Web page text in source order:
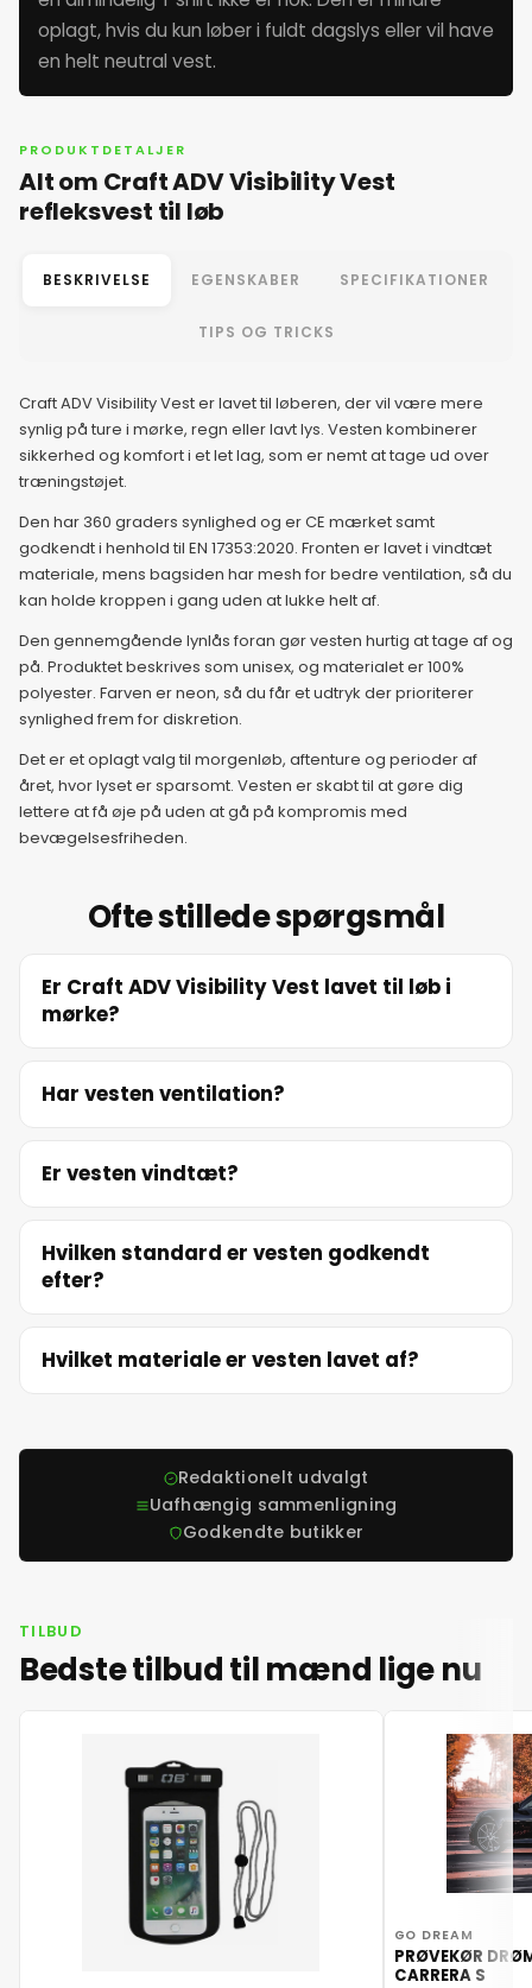
oplagt, hvis du kun løber i fuldt dagslys eller vil have
en helt neutral vest.
PRODUKTDETALJER
Alt om Craft ADV Visibility Vest
refleksvest til løb
BESKRIVELSE EGENSKABER SPECIFIKATIONER
TIPS OG TRICKS
Craft ADV Visibility Vest er lavet til løberen, der vil være mere
synlig på ture i mørke, regn eller lavt lys. Vesten kombinerer
sikkerhed og komfort i et let lag, som er nemt at tage ud over
træningstøjet.
Den har 360 graders synlighed og er CE mærket samt
godkendt i henhold til EN 17353:2020. Fronten er lavet i vindtæt
materiale, mens bagsiden har mesh for bedre ventilation, så du
kan holde kroppen i gang uden at lukke helt af.
Den gennemgående lynlås foran gør vesten hurtig at tage af og
på. Produktet beskrives som unisex, og materialet er 100%
polyester. Farven er neon, så du får et udtryk der prioriterer
synlighed frem for diskretion.
Det er et oplagt valg til morgenløb, aftenture og perioder af
året, hvor lyset er sparsomt. Vesten er skabt til at gøre dig
lettere at få øje på uden at gå på kompromis med
bevægelsesfriheden.
Ofte stillede spørgsmål
Er Craft ADV Visibility Vest lavet til løb i
mørke?
Har vesten ventilation?
Er vesten vindtæt?
Hvilken standard er vesten godkendt
efter?
Hvilket materiale er vesten lavet af?
Redaktionelt udvalgt
Uafhængig sammenligning
Godkendte butikker
TILBUD
Bedste tilbud til mænd lige nu
GO DREAM
PRØVEKØR
CARRERA S